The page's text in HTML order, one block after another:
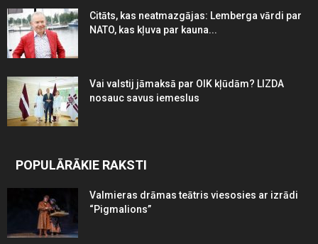
Citāts, kas neatmazgājas: Lemberga vārdi par
NATO, kas kļuva par kauna...
Vai valstij jāmaksā par OIK kļūdām? LIZDA
nosauc savus iemeslus
POPULĀRĀKIE RAKSTI
Valmieras drāmas teātris viesosies ar izrādi
“Pigmalions”